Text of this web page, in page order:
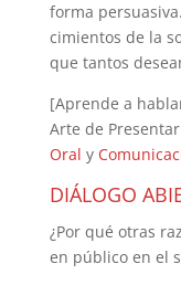
forma
cimientos de la
que tantos
[Aprende a
Arte de
Oral y
DIÁLOGO
¿Por qué otras
en público en el